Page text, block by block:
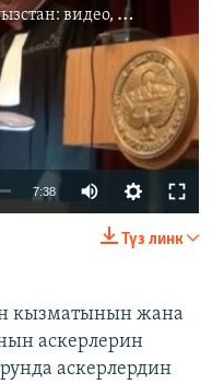
фото, кабарлар
available
7:38
Түз линк
кызматынын жана
аскерлерин
аскерлердин